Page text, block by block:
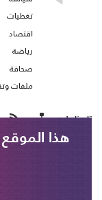
تغطيات
اقتصاد
رياضة
صحافة
ملفات
تابعنا على
هذا